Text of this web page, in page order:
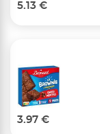
5.13 €
3.97 €